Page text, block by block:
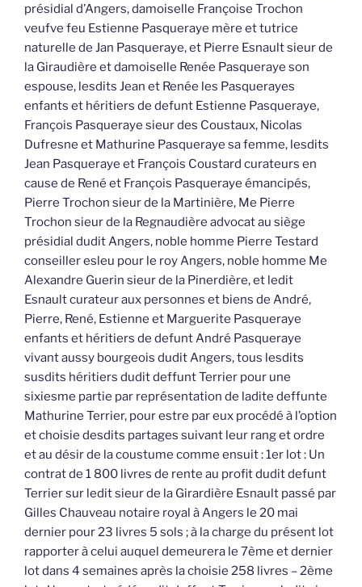
présidial d’Angers, damoiselle Françoise Trochon
veufve feu Estienne Pasqueraye mère et tutrice
naturelle de Jan Pasqueraye, et Pierre Esnault sieur de
la Giraudière et damoiselle Renée Pasqueraye son
espouse, lesdits Jean et Renée les Pasquerayes
enfants et héritiers de defunt Estienne Pasqueraye,
François Pasqueraye sieur des Coustaux, Nicolas
Dufresne et Mathurine Pasqueraye sa femme, lesdits
Jean Pasqueraye et François Coustard curateurs en
cause de René et François Pasqueraye émancipés,
Pierre Trochon sieur de la Martinière, Me Pierre
Trochon sieur de la Regnaudière advocat au siège
présidial dudit Angers, noble homme Pierre Testard
conseiller esleu pour le roy Angers, noble homme Me
Alexandre Guerin sieur de la Pinerdière, et ledit
Esnault curateur aux personnes et biens de André,
Pierre, René, Estienne et Marguerite Pasqueraye
enfants et héritiers de defunt André Pasqueraye
vivant aussy bourgeois dudit Angers, tous lesdits
susdits héritiers dudit deffunt Terrier pour une
sixiesme partie par représentation de ladite deffunte
Mathurine Terrier, pour estre par eux procédé à l’option
et choisie desdits partages suivant leur rang et ordre
et au désir de la coustume comme ensuit : 1er lot : Un
contrat de 1 800 livres de rente au profit dudit defunt
Terrier sur ledit sieur de la Girardière Esnault passé par
Gilles Chauveau notaire royal à Angers le 20 mai
dernier pour 23 livres 5 sols ; à la charge du présent lot
rapporter à celui auquel demeurera le 7ème et dernier
lot dans 4 semaines après la choisie 258 livres – 2ème